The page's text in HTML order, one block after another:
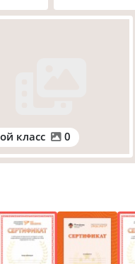
класс 0